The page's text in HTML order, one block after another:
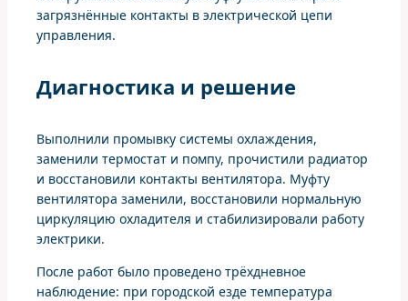
загрязнённые контакты в электрической цепи
управления.
Диагностика и решение
Выполнили промывку системы охлаждения,
заменили термостат и помпу, прочистили радиатор
и восстановили контакты вентилятора. Муфту
вентилятора заменили, восстановили нормальную
циркуляцию охладителя и стабилизировали работу
электрики.
После работ было проведено трёхдневное
наблюдение: при городской езде температура